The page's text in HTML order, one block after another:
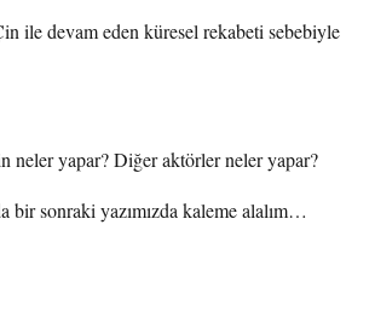
ile devam eden küresel rekabeti sebebiyle
neler yapar? Diğer aktörler neler yapar?
bir sonraki yazımızda kaleme alalım…